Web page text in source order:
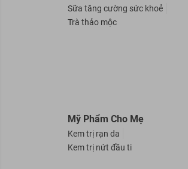
Sữa tăng cường sức khoẻ
Trà thảo mộc
Mỹ Phẩm Cho Mẹ
Kem trị rạn da
Kem trị nứt đầu ti